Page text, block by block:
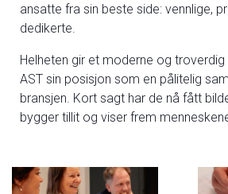
ansatte fra sin beste side: vennlige,
dedikerte.
Helheten gir et moderne og
AST sin posisjon som en pålitelig
bransjen. Kort sagt har de nå fått
bygger tillit og viser frem